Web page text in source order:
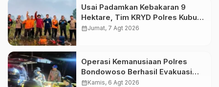
Usai Padamkan Kebakaran 9
Hektare, Tim KRYD Polres Kubu
Raya Kini Memburu Bara di Bawah
calendar_monthJumat, 7 Agt 2026
Operasi Kemanusiaan Polres
Bondowoso Berhasil Evakuasi
Dua Jenazah di Gunung Piramid
calendar_monthKamis, 6 Agt 2026